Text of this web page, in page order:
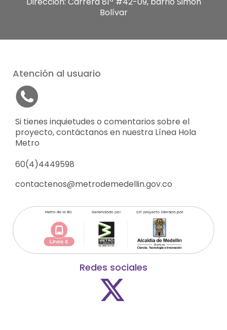
Bolívar
Atención al usuario
Si tienes inquietudes o comentarios sobre el
proyecto, contáctanos en nuestra Línea Hola
Metro
60(4)4449598
contactenos@metrodemedellin.gov.co
Redes sociales